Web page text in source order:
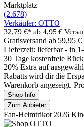
Marktplatz
(2.678)
Verkäufer: OTTO
32,79 €* ab 4,95 €
Gratisversand ab 59,95 €
Lieferzeit: lieferbar - in
30 Tage kostenfreie
20% Extra auf
Rabatts wird dir die
Warenkorb angezeigt.
Shop-Info
Zum Anbieter
Fan-Heimtrikot 2026